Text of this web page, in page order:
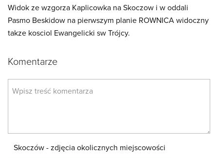
Widok ze wzgorza Kaplicowka na Skoczow i w oddali
Pasmo Beskidow na pierwszym planie ROWNICA widoczny
takze kosciol Ewangelicki sw Trójcy.
Komentarze
Skoczów - zdjęcia okolicznych miejscowości